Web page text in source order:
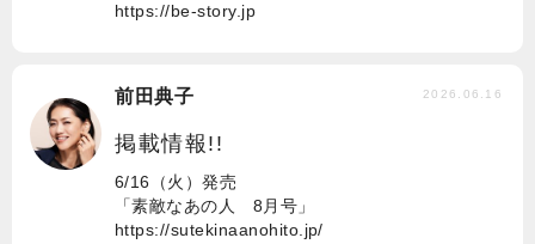
https://be-story.jp
前田典子
掲載情報!!
6/16（火）発売
「素敵なあの人 8月号」
https://sutekinaanohito.jp/
2026.06.16